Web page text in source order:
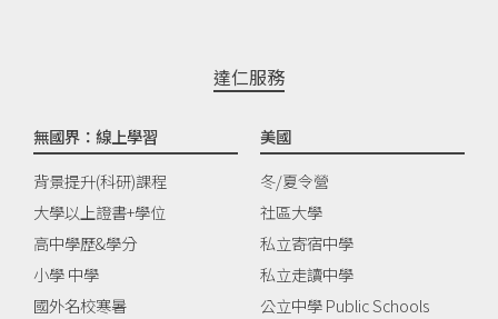
達仁服務
無國界：線上學習
背景提升(科研)課程
大學以上證書+學位
高中學歷&學分
小學 中學
國外名校寒暑
美國
冬/夏令營
社區大學
私立寄宿中學
私立走讀中學
公立中學 Public Schools